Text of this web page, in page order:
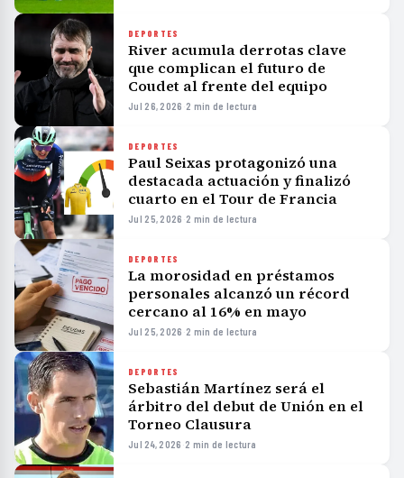
DEPORTES
River acumula derrotas clave
que complican el futuro de
Coudet al frente del equipo
Jul 26, 2026 ·2 min de lectura
DEPORTES
Paul Seixas protagonizó una
destacada actuación y finalizó
cuarto en el Tour de Francia
Jul 25, 2026 ·2 min de lectura
DEPORTES
La morosidad en préstamos
personales alcanzó un récord
cercano al 16% en mayo
Jul 25, 2026 ·2 min de lectura
DEPORTES
Sebastián Martínez será el
árbitro del debut de Unión en el
Torneo Clausura
Jul 24, 2026 ·2 min de lectura